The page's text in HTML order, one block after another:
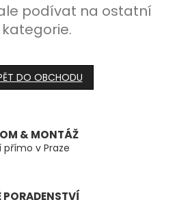
podívat na ostatní
kategorie.
DO OBCHODU
& MONTÁŽ
přímo v Praze
PORADENSTVÍ